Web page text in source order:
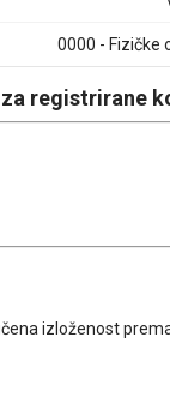
0000 - Fizičke
registrirane
izloženost